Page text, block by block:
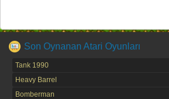
Son Oynanan Atari Oyunları
Tank 1990
Heavy Barrel
Bomberman